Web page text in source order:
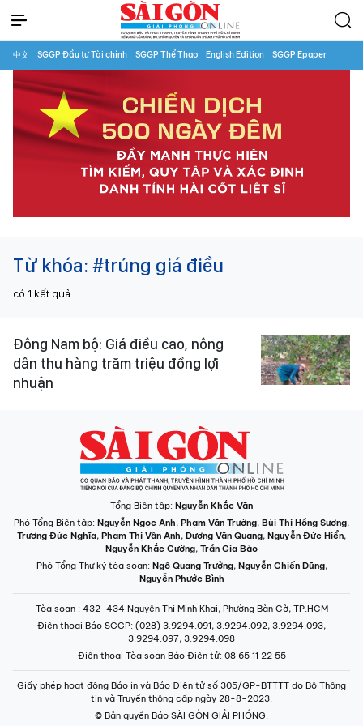
中文 SGGP Đầu tư Tài chính SGGP Thể Thao English Edition SGGP Epaper
Từ khóa: #trúng giá điều
có 1 kết quả
Đông Nam bộ: Giá điều cao, nông
dân thu hàng trăm triệu đồng lợi
nhuận
Tổng Biên tập: Nguyễn Khắc Văn
Phó Tổng Biên tập: Nguyễn Ngọc Anh, Phạm Văn Trường, Bùi Thị Hồng Sương,
Trương Đức Nghĩa, Phạm Thị Vân Anh, Dương Văn Quang, Nguyễn Đức Hiển,
Nguyễn Khắc Cường, Trần Gia Bảo
Phó Tổng Thư ký tòa soạn: Ngô Quang Trưởng, Nguyễn Chiến Dũng,
Nguyễn Phước Bình
Tòa soạn : 432-434 Nguyễn Thị Minh Khai, Phường Bàn Cờ, TP.HCM
Điện thoại Báo SGGP: (028) 3.9294.091, 3.9294.092, 3.9294.093,
3.9294.097, 3.9294.098
Điện thoại Tòa soạn Báo Điện tử: 08 65 11 22 55
Giấy phép hoạt động Báo in và Báo Điện tử số 305/GP-BTTTT do Bộ Thông
tin và Truyền thông cấp ngày 28-8-2023.
© Bản quyền Báo SÀI GÒN GIẢI PHÓNG.